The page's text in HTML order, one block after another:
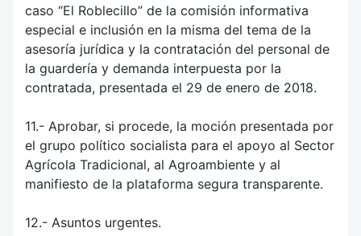
caso “El Roblecillo” de la comisión informativa
especial e inclusión en la misma del tema de la
asesoría jurídica y la contratación del personal de
la guardería y demanda interpuesta por la
contratada, presentada el 29 de enero de 2018.
11.- Aprobar, si procede, la moción presentada por
el grupo político socialista para el apoyo al Sector
Agrícola Tradicional, al Agroambiente y al
manifiesto de la plataforma segura transparente.
12.- Asuntos urgentes.